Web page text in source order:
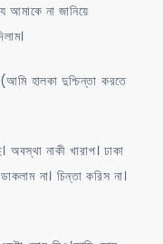
না জানিয়ে
হালকা দুশ্চিন্তা করতে
নাকী খারাপ। ঢাকা
না। চিন্তা করিস না।